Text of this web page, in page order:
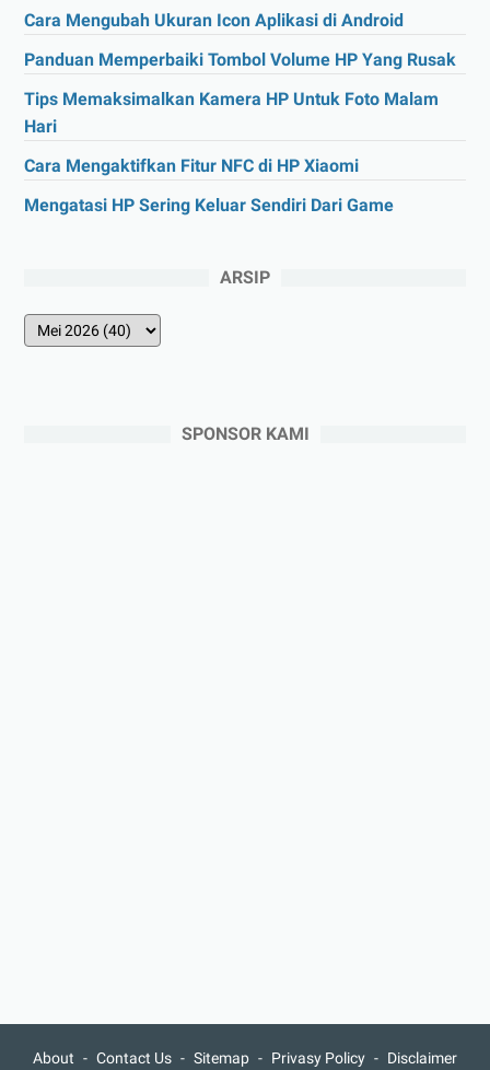
Cara Mengubah Ukuran Icon Aplikasi di Android
Panduan Memperbaiki Tombol Volume HP Yang Rusak
Tips Memaksimalkan Kamera HP Untuk Foto Malam
Hari
Cara Mengaktifkan Fitur NFC di HP Xiaomi
Mengatasi HP Sering Keluar Sendiri Dari Game
ARSIP
SPONSOR KAMI
About Contact Us Sitemap Privasy Policy Disclaimer